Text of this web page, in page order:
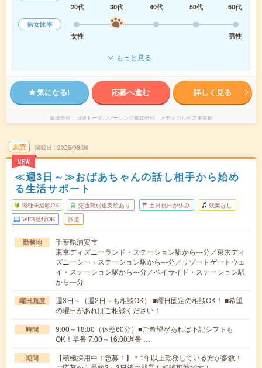
20代
30代 40代 50代
60代
男女比率
女性
男性
もっと見る
気になる! 応募へ進む 詳しく見る
派遣会社 日研トータルソーシング株式会社 メディカルケア事業部
未読
NEW
掲載日 2026/08/06
≪週3日～≫おばあちゃんの話し相手から始め
る生活サポート
職種未経験OK 交通費別途支給あり 土日祝日が休み 残業なし
WEB登録OK 派遣
勤務地
千葉県浦安市
東京ディズニーランド・ステーション駅から---分／東京ディ
ズニーシー・ステーション駅から---分／リゾートゲートウェ
イ・ステーション駅から---分／ベイサイド・ステーション駅
から---分
曜日頻度
週3日～（週2日～も相談OK） ■曜日固定の相談OK！ ■希望
の曜日があればご相談ください！
時間
9:00～18:00（休憩60分）■ご希望があれば下記シフトも
OK！早番 7:00～16:00遅番 …
期間
【積極採用中！急募！】＊1年以上勤務している方が多数！